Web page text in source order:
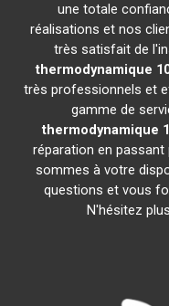
une totale
réalisations et nos
très satisfait de
thermodynamique
très professionnels et
gamme de
thermodynamique
réparation en passant
sommes à votre
questions et vous
N'hésitez